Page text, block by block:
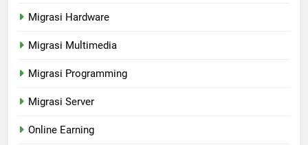
Migrasi Hardware
Migrasi Multimedia
Migrasi Programming
Migrasi Server
Online Earning